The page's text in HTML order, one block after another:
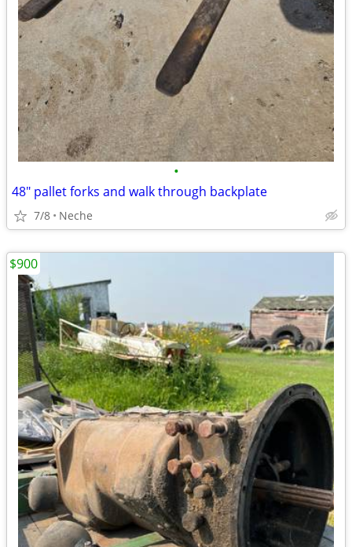
•
48" pallet forks and walk through backplate
7/8 Neche
$900